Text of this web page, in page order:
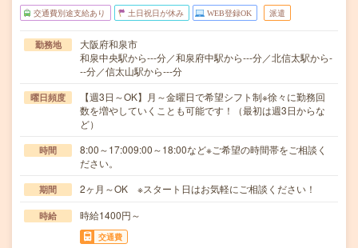
交通費別途支給あり 土日祝日が休み WEB登録OK 派遣
勤務地
大阪府和泉市
和泉中央駅から---分／和泉府中駅から---分／北信太駅から-
--分／信太山駅から---分
曜日頻度
【週3日～OK】月～金曜日で希望シフト制※徐々に勤務回
数を増やしていくことも可能です！（最初は週3日からな
ど）
時間
8:00～17:009:00～18:00など※ご希望の時間帯をご相談く
ださい。
期間 2ヶ月～OK ※スタート日はお気軽にご相談ください！
時給 時給1400円～
交通費